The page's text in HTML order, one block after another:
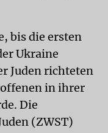
bis die ersten
Ukraine
Juden richteten
in ihrer
Die
(ZWST)